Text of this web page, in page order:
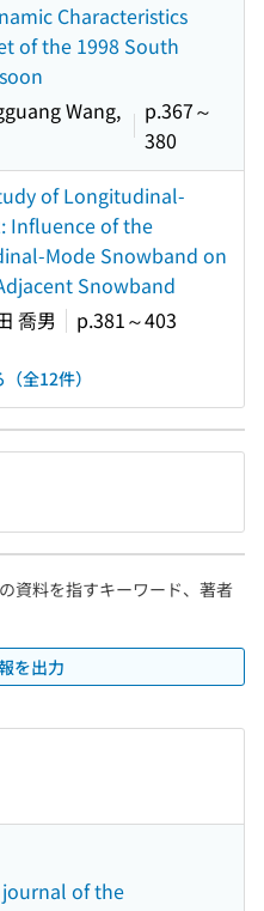
Characteristics
of the 1998 South
Wang,
p.367～
380
of Longitudinal-
Influence of the
Mode Snowband on
Snowband
喬男
p.381～403
全12件）
資料を指すキーワード、著者
を出力
journal of the